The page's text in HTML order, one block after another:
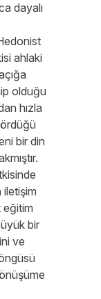
dayalı
ahlaki
olduğu
hızla
bir din
eğitim
bir
ve